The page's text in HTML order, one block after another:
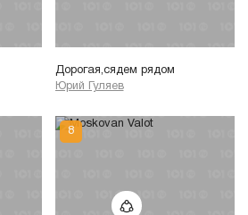
Дорогая,сядем рядом
Юрий Гуляев